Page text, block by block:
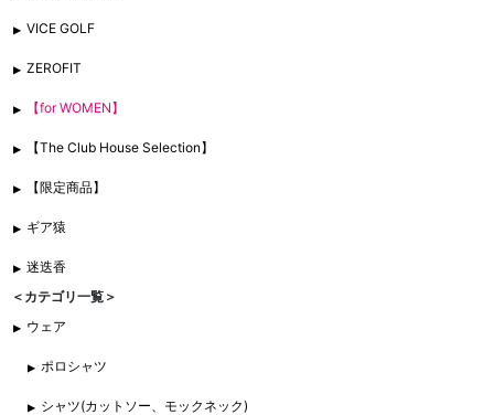
VICE GOLF
ZEROFIT
【for WOMEN】
【The Club House Selection】
【限定商品】
ギア猿
迷迭香
＜カテゴリ一覧＞
ウェア
ポロシャツ
シャツ(カットソー、モックネック)